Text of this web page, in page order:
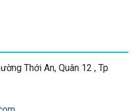
Thới An, Quân 12 , Tp